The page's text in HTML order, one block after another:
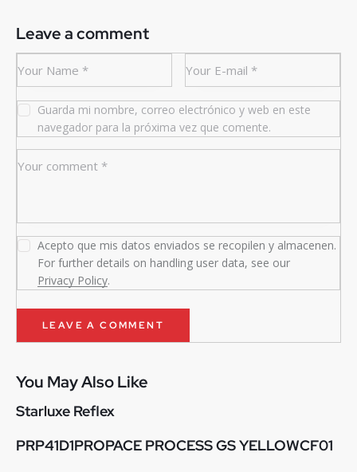
Leave a comment
Guarda mi nombre, correo electrónico y web en este
navegador para la próxima vez que comente.
Acepto que mis datos enviados se recopilen y almacenen.
For further details on handling user data, see our
Privacy Policy.
You May Also Like
Starluxe Reflex
PRP41D1PROPACE PROCESS GS YELLOWCF01